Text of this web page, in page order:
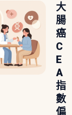
大
腸
癌
C
E
A
指
數
偏